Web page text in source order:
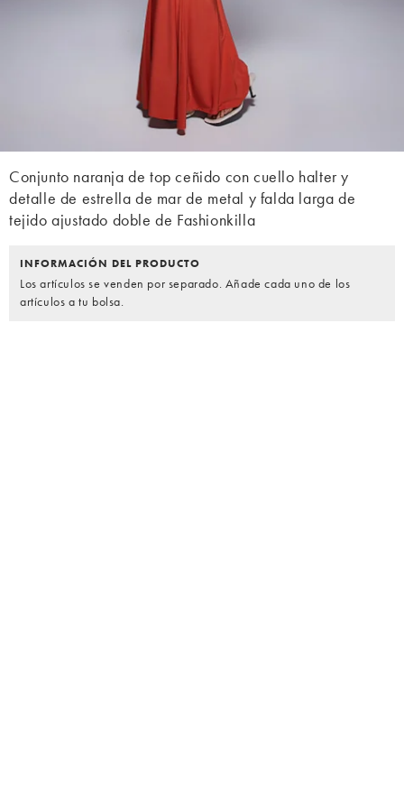
Conjunto naranja de top ceñido con cuello halter y
detalle de estrella de mar de metal y falda larga de
tejido ajustado doble de Fashionkilla
INFORMACIÓN DEL PRODUCTO
Los artículos se venden por separado. Añade cada uno de los
artículos a tu bolsa.